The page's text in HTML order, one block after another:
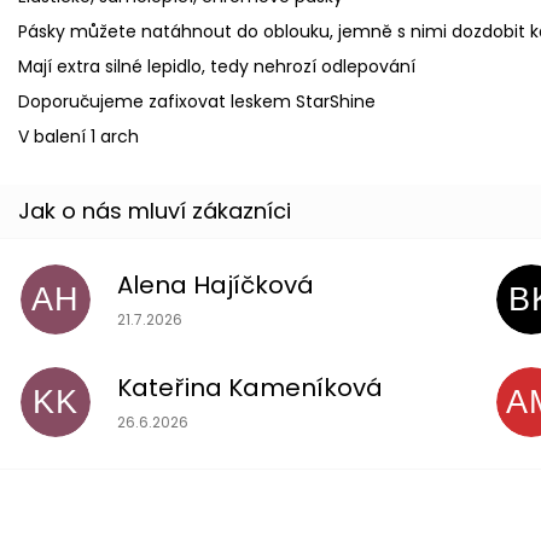
Pásky můžete natáhnout do oblouku, jemně s nimi dozdobit
Mají extra silné lepidlo, tedy nehrozí odlepování
Doporučujeme zafixovat leskem StarShine
V balení 1 arch
AH Alena Hajíčková
Hodnocení obchodu je 5 z 5 hvězdiček.
21.7.2026
KK Kateřina Kameníková
Hodnocení obchodu je 5 z 5 hvězdiček.
26.6.2026